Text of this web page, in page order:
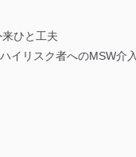
ひと工夫
イリスク者へのMSW介